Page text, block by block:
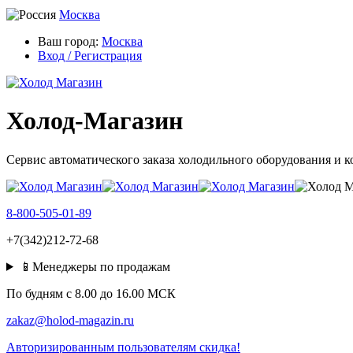
Москва
Ваш город: Москва
Вход / Регистрация
Холод-Магазин
Сервис автоматического заказа холодильного оборудования и
8-800-505-01-89
+7(342)212-72-68
📱Менеджеры по продажам
По будням c 8.00 до 16.00 МСК
zakaz@holod-magazin.ru
Авторизированным пользователям скидка!